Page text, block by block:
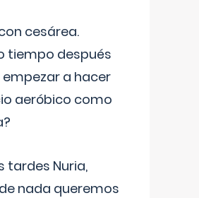
cesárea.
tiempo después
a hacer
aeróbico como
tardes Nuria,
nada queremos